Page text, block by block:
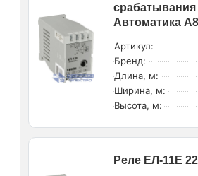
срабатывания
Автоматика
Артикул:
Бренд:
Длина, м:
Ширина, м:
Высота, м:
Реле ЕЛ-11Е